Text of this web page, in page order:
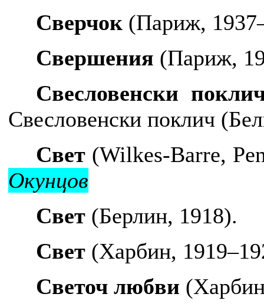
Сверчок (Париж,
Свершения (Париж,
Cвесловенски
Cвесловенски поклич
Свет (Wilkes-Barre,
Окунцов
Свет (Берлин, 1918).
Свет (Харбин,
Светоч любви (